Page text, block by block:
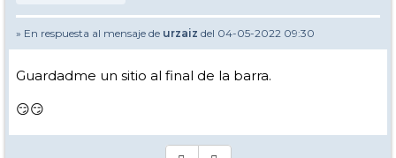
» En respuesta al mensaje de urzaiz del 04-05-2022 09:30
Guardadme un sitio al final de la barra.
😏😏